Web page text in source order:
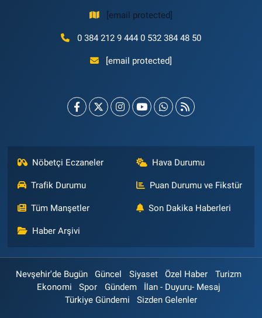
[email protected]
0 384 212 9 444 0 532 384 48 50
[email protected]
Nöbetçi Eczaneler Hava Durumu
Trafik Durumu Puan Durumu ve Fikstür
Tüm Manşetler Son Dakika Haberleri
Haber Arşivi
Nevşehir'de Bugün Güncel Siyaset Özel Haber
Turizm
Ekonomi
Spor Gündem
İlan - Duyuru- Mesaj
Türkiye Gündemi
Sizden Gelenler